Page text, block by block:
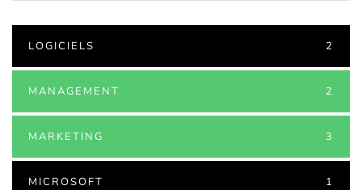
LOGICIELS 2
MANAGEMENT 2
MARKETING 3
MICROSOFT 1